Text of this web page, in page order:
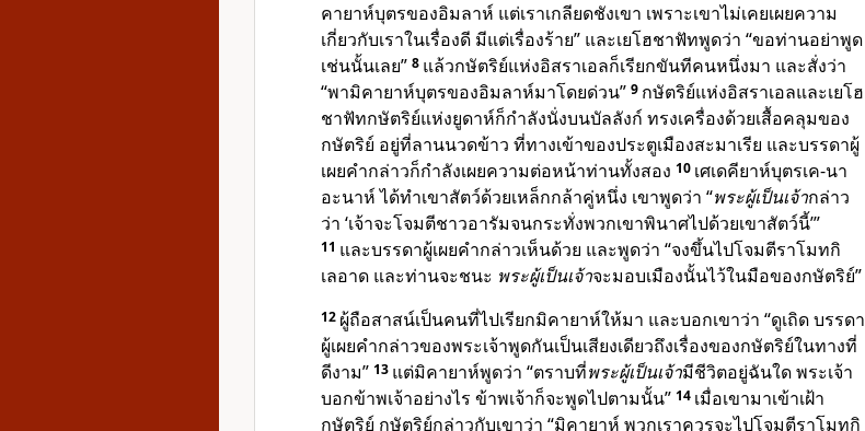
คายาห์บุตรของอิมลาห์ แต่เราเกลียดชังเขา เพราะเขาไม่เคยเผยความ
เกี่ยวกับเราในเรื่องดี มีแต่เรื่องร้าย” และเยโฮชาฟัทพูดว่า “ขอท่านอย่าพูด
เช่นนั้นเลย” 8 แล้วกษัตริย์แห่งอิสราเอลก็เรียกขันทีคนหนึ่งมา และสั่งว่า
“พามิคายาห์บุตรของอิมลาห์มาโดยด่วน” 9 กษัตริย์แห่งอิสราเอลและเยโฮ
ชาฟัทกษัตริย์แห่งยูดาห์ก็กำลังนั่งบนบัลลังก์ ทรงเครื่องด้วยเสื้อคลุมของ
กษัตริย์ อยู่ที่ลานนวดข้าว ที่ทางเข้าของประตูเมืองสะมาเรีย และบรรดาผู้
เผยคำกล่าวก็กำลังเผยความต่อหน้าท่านทั้งสอง 10 เศเดคียาห์บุตรเค-นา
อะนาห์ ได้ทำเขาสัตว์ด้วยเหล็กกล้าคู่หนึ่ง เขาพูดว่า “พระผู้เป็นเจ้ากล่าว
ว่า ‘เจ้าจะโจมตีชาวอารัมจนกระทั่งพวกเขาพินาศไปด้วยเขาสัตว์นี้’”
11 และบรรดาผู้เผยคำกล่าวเห็นด้วย และพูดว่า “จงขึ้นไปโจมตีราโมทกิ
เลอาด และท่านจะชนะ พระผู้เป็นเจ้าจะมอบเมืองนั้นไว้ในมือของกษัตริย์”
12 ผู้ถือสาสน์เป็นคนที่ไปเรียกมิคายาห์ให้มา และบอกเขาว่า “ดูเถิด บรรดา
ผู้เผยคำกล่าวของพระเจ้าพูดกันเป็นเสียงเดียวถึงเรื่องของกษัตริย์ในทางที่
ดีงาม” 13 แต่มิคายาห์พูดว่า “ตราบที่พระผู้เป็นเจ้ามีชีวิตอยู่ฉันใด พระเจ้า
บอกข้าพเจ้าอย่างไร ข้าพเจ้าก็จะพูดไปตามนั้น” 14 เมื่อเขามาเข้าเฝ้า
กษัตริย์ กษัตริย์กล่าวกับเขาว่า “มิคายาห์ พวกเราควรจะไปโจมตีราโมทกิ